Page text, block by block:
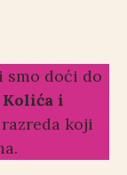
smo doći do
i
razreda koji